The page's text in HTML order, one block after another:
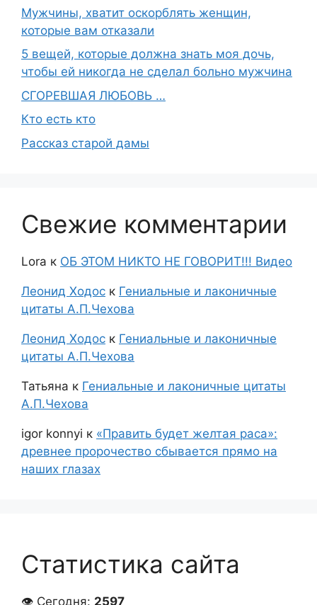
Мужчины, хватит оскорблять женщин,
которые вам отказали
5 вещей, которые должна знать моя дочь,
чтобы ей никогда не сделал больно мужчина
СГОРЕВШАЯ ЛЮБОВЬ …
Кто есть кто
Рассказ старой дамы
Свежие комментарии
Lora к ОБ ЭТОМ НИКТО НЕ ГОВОРИТ!!! Видео
Леонид Ходос к Гениальные и лаконичные
цитаты А.П.Чехова
Леонид Ходос к Гениальные и лаконичные
цитаты А.П.Чехова
Татьяна к Гениальные и лаконичные цитаты
А.П.Чехова
igor konnyi к «Править будет желтая раса»:
древнее пророчество сбывается прямо на
наших глазах
Статистика сайта
👁 Сегодня: 2597